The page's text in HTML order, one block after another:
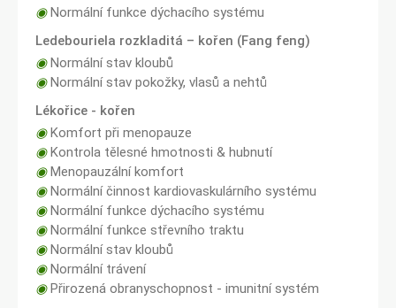
◉Normální funkce dýchacího systému
Ledebouriela rozkladitá – kořen (Fang feng)
◉Normální stav kloubů
◉Normální stav pokožky, vlasů a nehtů
Lékořice - kořen
◉Komfort při menopauze
◉Kontrola tělesné hmotnosti & hubnutí
◉Menopauzální komfort
◉Normální činnost kardiovaskulárního systému
◉Normální funkce dýchacího systému
◉Normální funkce střevního traktu
◉Normální stav kloubů
◉Normální trávení
◉Přirozená obranyschopnost - imunitní systém